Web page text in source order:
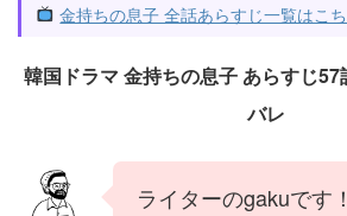
金持ちの息子 全話あらすじ一覧はこ
韓国ドラマ 金持ちの息子 あらすじ57
バレ
ライターのgakuです